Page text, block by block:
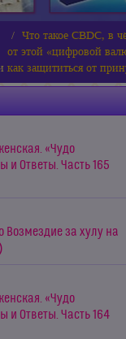
Что такое CBDC, в
от этой «цифровой
как защититься от
«Чудо
и Ответы. Часть 165
Возмездие за хулу на
«Чудо
и Ответы. Часть 164